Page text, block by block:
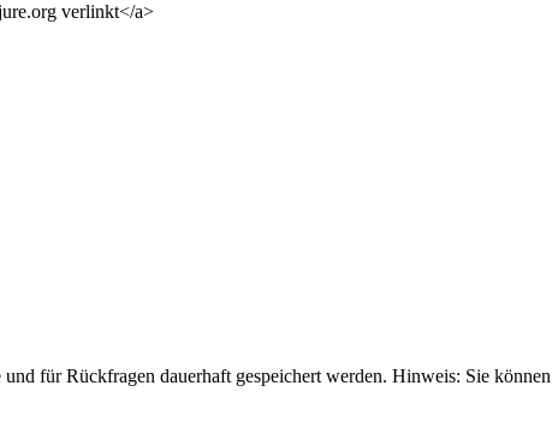
verlinkt</a>
für Rückfragen dauerhaft gespeichert werden. Hinweis: Sie können